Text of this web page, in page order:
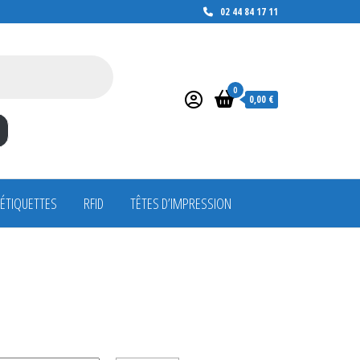
02 44 84 17 11
0
0,00 €
RFID TÊTES D’IMPRESSION